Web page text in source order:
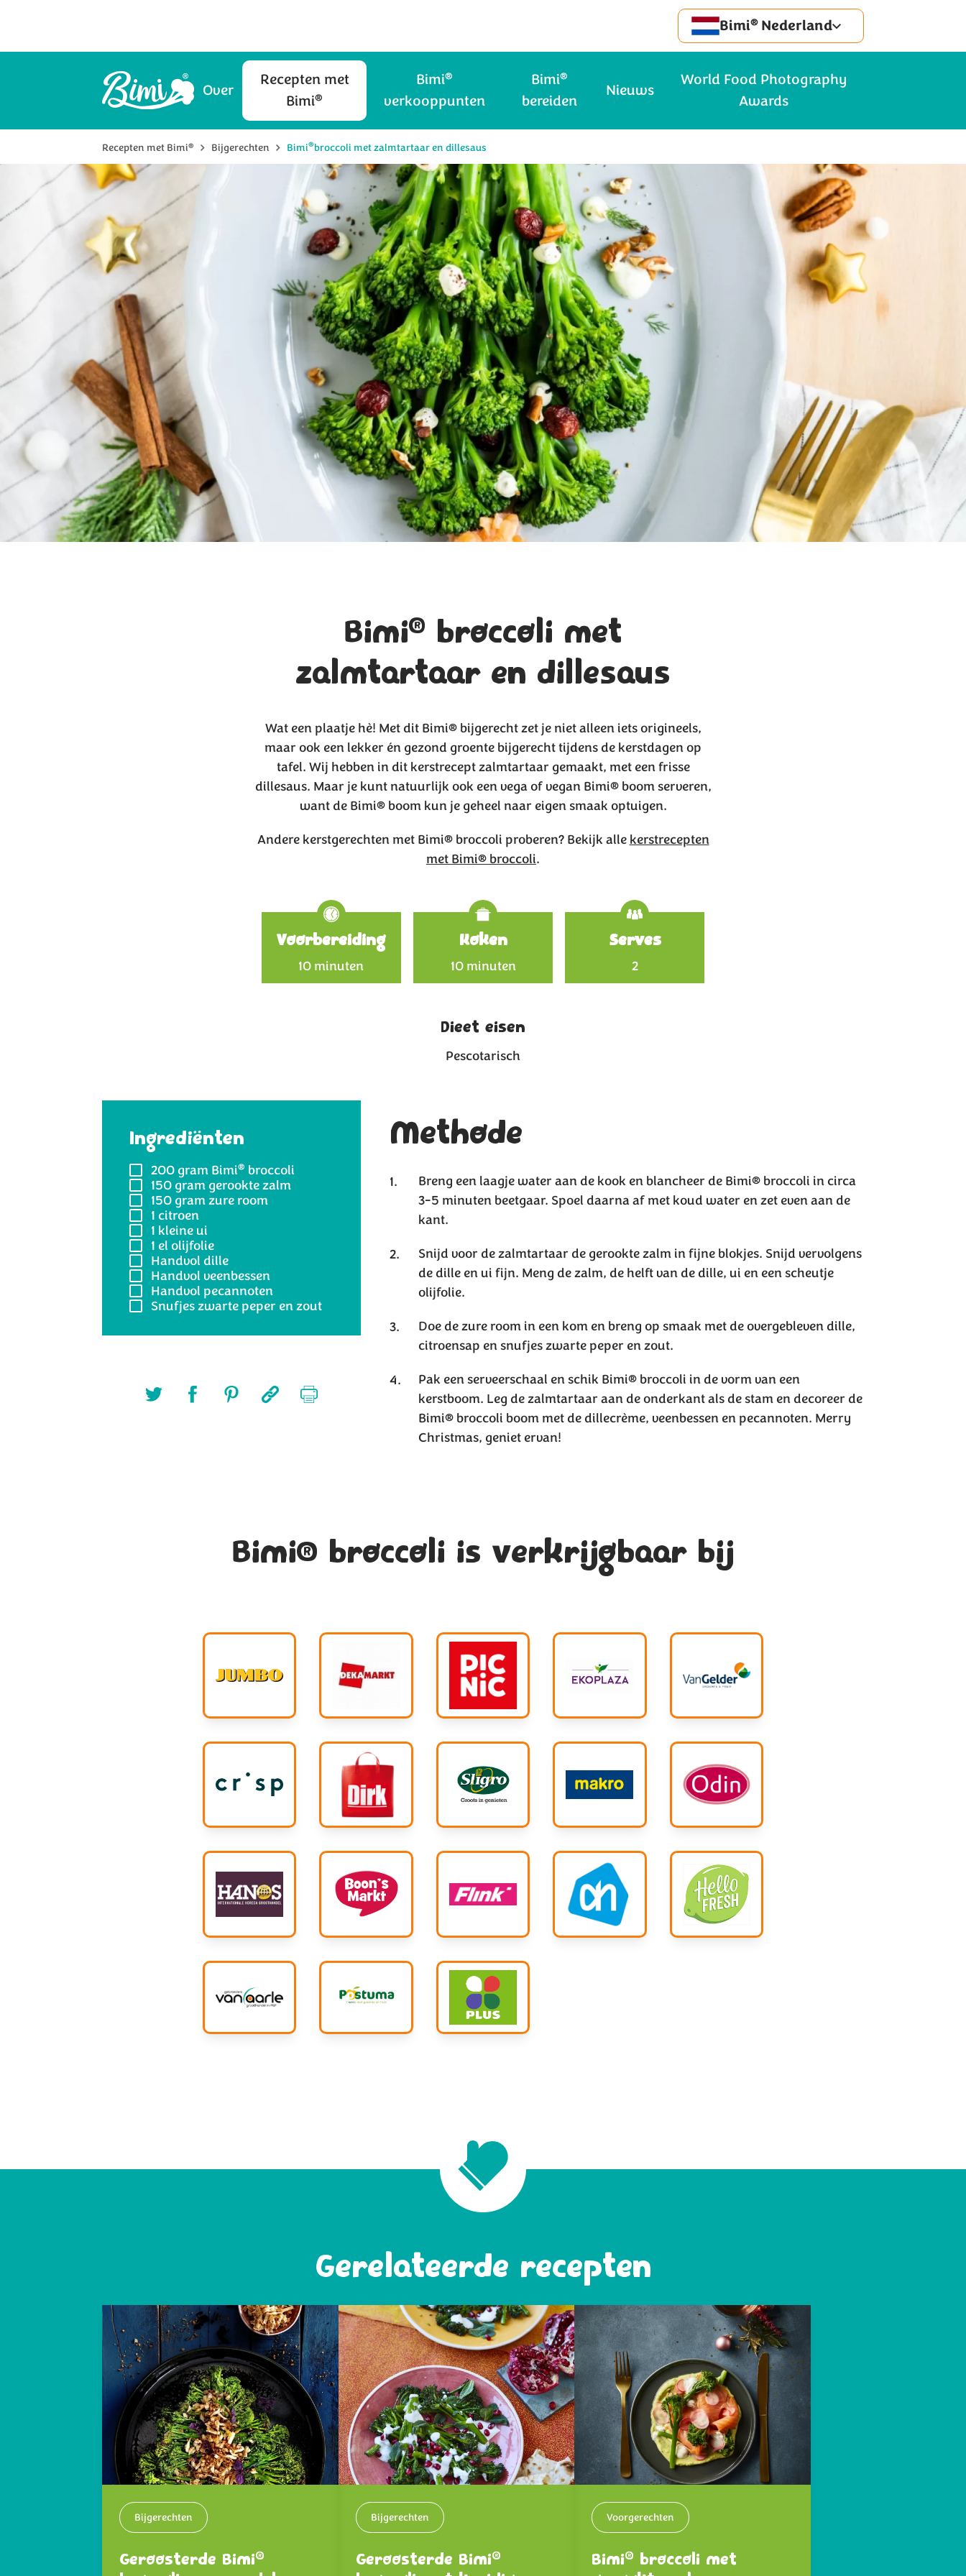
Bimi® Nederland
Over
Recepten met
Bimi®
Bimi®
verkooppunten
Bimi®
bereiden
Nieuws
World Food Photography
Awards
Recepten met Bimi® Bijgerechten Bimi®broccoli met zalmtartaar en dillesaus
Bimi® broccoli met
zalmtartaar en dillesaus
Wat een plaatje hè! Met dit Bimi® bijgerecht zet je niet alleen iets origineels,
maar ook een lekker én gezond groente bijgerecht tijdens de kerstdagen op
tafel. Wij hebben in dit kerstrecept zalmtartaar gemaakt, met een frisse
dillesaus. Maar je kunt natuurlijk ook een vega of vegan Bimi® boom serveren,
want de Bimi® boom kun je geheel naar eigen smaak optuigen.
Andere kerstgerechten met Bimi® broccoli proberen? Bekijk alle kerstrecepten
met Bimi® broccoli.
Specifications
Voorbereiding
10 minuten
Koken
10 minuten
Serves
2
Dieet eisen
Pescotarisch
Ingrediënten
200 gram Bimi® broccoli
150 gram gerookte zalm
150 gramzure room
1 citroen
1 kleine ui
1 el olijfolie
Handvol dille
Handvol veenbessen
Handvol pecannoten
Snufjeszwarte peper en zout
Methode
Breng een laagje water aan de kook en blancheer de Bimi® broccoli in circa
3-5 minuten beetgaar. Spoel daarna af met koud water en zet even aan de
kant.
Snijd voor de zalmtartaar de gerookte zalm in fijne blokjes. Snijd vervolgens
de dille en ui fijn. Meng de zalm, de helft van de dille, ui en een scheutje
olijfolie.
Doe de zure room in een kom en breng op smaak met de overgebleven dille,
citroensap en snufjes zwarte peper en zout.
Pak een serveerschaal en schik Bimi® broccoli in de vorm van een
kerstboom. Leg de zalmtartaar aan de onderkant als de stam en decoreer de
Bimi® broccoli boom met de dillecrème, veenbessen en pecannoten. Merry
Christmas, geniet ervan!
Bimi® broccoli is verkrijgbaar bij
Gerelateerde recepten
Bijgerechten
Geroosterde Bimi®
Bijgerechten
Geroosterde Bimi®
Voorgerechten
Bimi® broccoli met